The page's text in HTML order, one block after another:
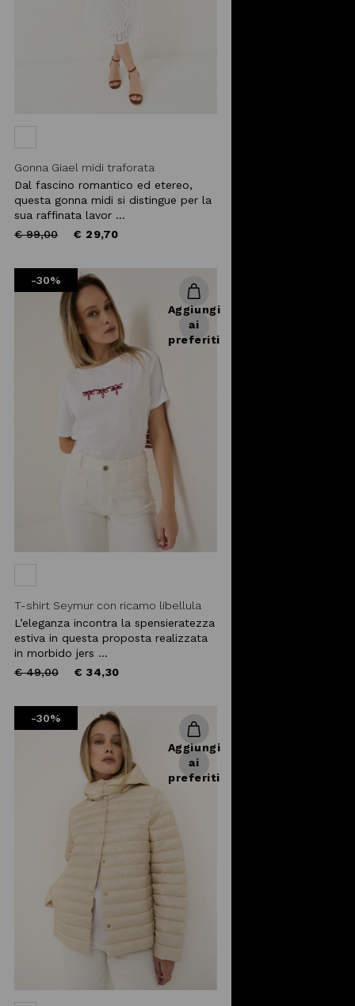
Gonna Giael midi traforata
Dal fascino romantico ed etereo,
questa gonna midi si distingue per la
sua raffinata lavor ...
Price
€ 99,00to € 29,70
-30%
Aggiungi
ai
preferiti
T-shirt Seymur con ricamo libellula
L’eleganza incontra la spensieratezza
estiva in questa proposta realizzata
in morbido jers ...
Price
€ 49,00to € 34,30
-30%
Aggiungi
ai
preferiti